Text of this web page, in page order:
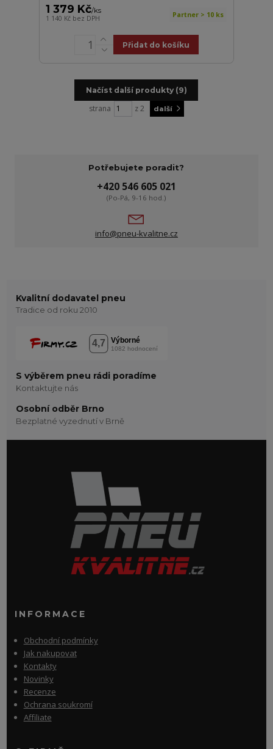
1 379 Kč/ks
1 140 Kč bez DPH Partner > 10 ks
Přidat do košíku
Načíst další produkty (9)
strana z 2 další
Potřebujete poradit?
+420 546 605 021
(Po-Pá, 9-16 hod.)
info@pneu-kvalitne.cz
Kvalitní dodavatel pneu
Tradice od roku 2010
S výběrem pneu rádi poradíme
Kontaktujte nás
Osobní odběr Brno
Bezplatné vyzednutí v Brně
INFORMACE
Obchodní podmínky
Jak nakupovat
Kontakty
Novinky
Recenze
Ochrana soukromí
Affiliate